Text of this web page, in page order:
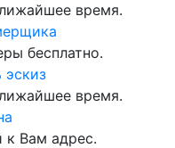
время.
бесплатно.
время.
Вам адрес.